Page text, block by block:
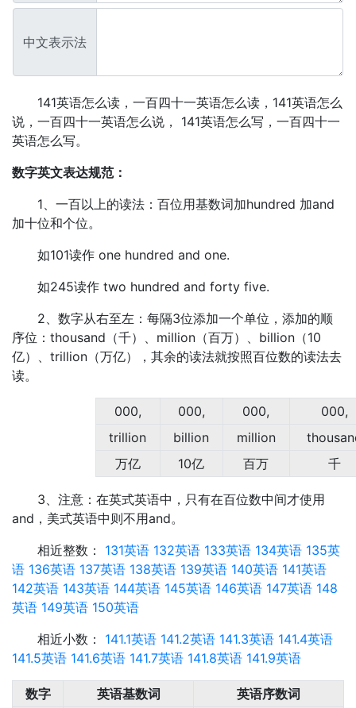
中文表示法
141英语怎么读，一百四十一英语怎么读，141英语怎么
说，一百四十一英语怎么说， 141英语怎么写，一百四十一
英语怎么写。
数字英文表达规范：
1、一百以上的读法：百位用基数词加hundred 加and
加十位和个位。
如101读作 one hundred and one.
如245读作 two hundred and forty five.
2、数字从右至左：每隔3位添加一个单位，添加的顺
序位：thousand（千）、million（百万）、billion（10
亿）、trillion（万亿），其余的读法就按照百位数的读法去
读。
000, 000, 000,
000,
trillion
billion million
万亿
10亿 百万 千
3、注意：在英式英语中，只有在百位数中间才使用
and，美式英语中则不用and。
相近整数： 131英语 132英语 133英语 134英语 135英
语 136英语 137英语 138英语 139英语 140英语 141英语
142英语 143英语 144英语 145英语 146英语 147英语 148
英语 149英语 150英语
相近小数： 141.1英语 141.2英语 141.3英语 141.4英语
141.5英语 141.6英语 141.7英语 141.8英语 141.9英语
数字 英语基数词
英语序数词